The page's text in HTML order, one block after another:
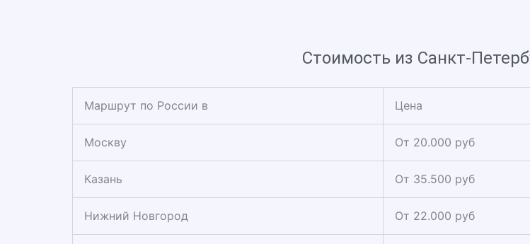
Стоимость из Санкт-
Маршрут по России в Цена
Москву От 20.000 руб
Казань От 35.500 руб
Нижний Новгород От 22.000 руб